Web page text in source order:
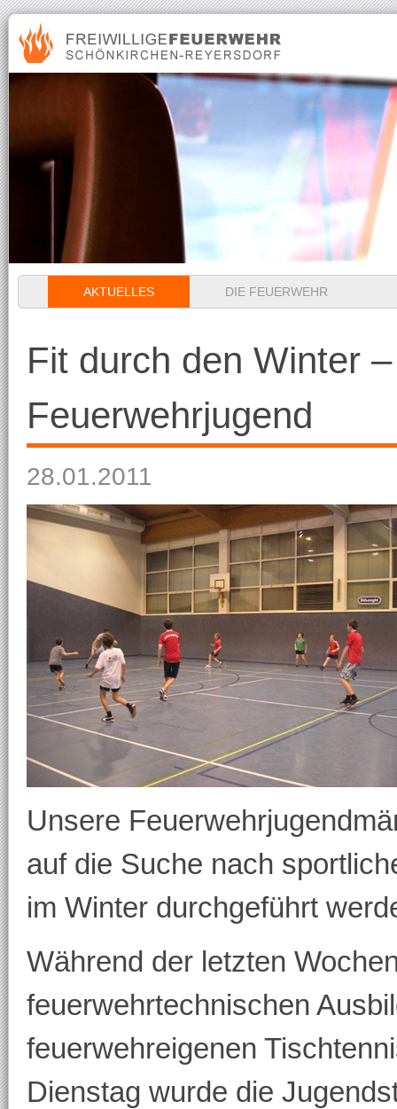
Navigation
AKTUELLES DIE FEUERWEHR
Fit durch den Winter
Feuerwehrjugend
28.01.2011
Unsere
auf die Suche nach
im Winter durchgeführt
Während der letzten
feuerwehrtechnischen
feuerwehreigenen
Dienstag wurde die